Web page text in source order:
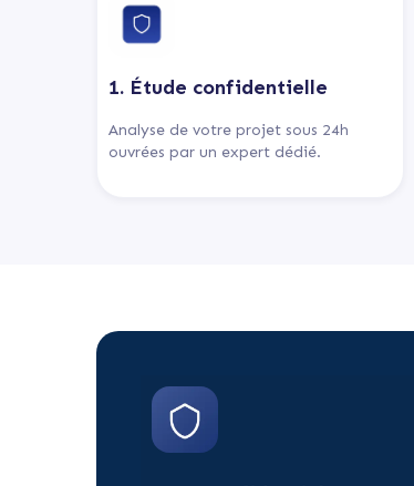
1. Étude confidentielle
Analyse de votre projet sous 24h
ouvrées par un expert dédié.